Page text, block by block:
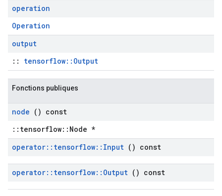
operation
Operation
output
:: tensorflow::Output
Fonctions publiques
node () const
::tensorflow::Node *
operator:: tensorflow:: Input () const
operator:: tensorflow:: Output () const